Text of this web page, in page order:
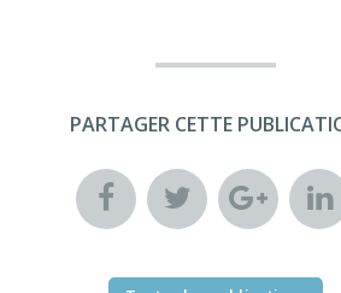
PARTAGER CETTE